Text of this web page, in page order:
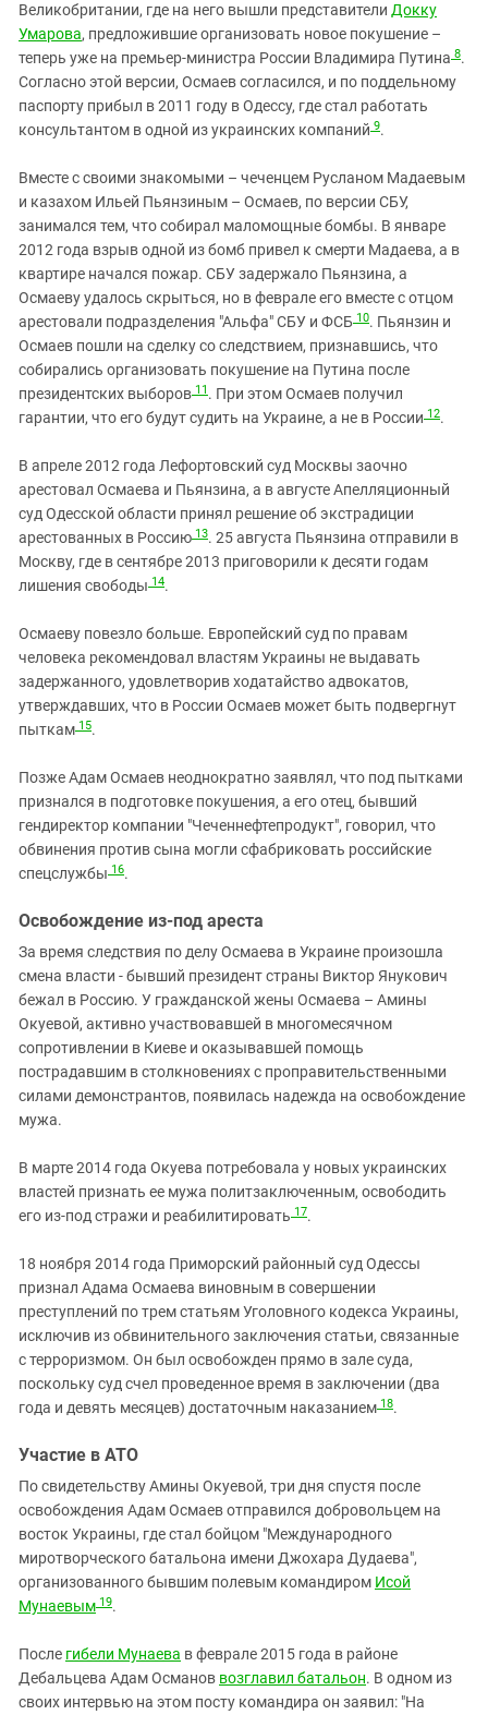
Великобритании, где на него вышли представители Докку
Умарова, предложившие организовать новое покушение –
теперь уже на премьер-министра России Владимира Путина 8.
Согласно этой версии, Осмаев согласился, и по поддельному
паспорту прибыл в 2011 году в Одессу, где стал работать
консультантом в одной из украинских компаний 9.
Вместе с своими знакомыми – чеченцем Русланом Мадаевым
и казахом Ильей Пьянзиным – Осмаев, по версии СБУ,
занимался тем, что собирал маломощные бомбы. В январе
2012 года взрыв одной из бомб привел к смерти Мадаева, а в
квартире начался пожар. СБУ задержало Пьянзина, а
Осмаеву удалось скрыться, но в феврале его вместе с отцом
арестовали подразделения "Альфа" СБУ и ФСБ 10. Пьянзин и
Осмаев пошли на сделку со следствием, признавшись, что
собирались организовать покушение на Путина после
президентских выборов 11 . При этом Осмаев получил
гарантии, что его будут судить на Украине, а не в России 12.
В апреле 2012 года Лефортовский суд Москвы заочно
арестовал Осмаева и Пьянзина, а в августе Апелляционный
суд Одесской области принял решение об экстрадиции
арестованных в Россию 13. 25 августа Пьянзина отправили в
Москву, где в сентябре 2013 приговорили к десяти годам
лишения свободы 14.
Осмаеву повезло больше. Европейский суд по правам
человека рекомендовал властям Украины не выдавать
задержанного, удовлетворив ходатайство адвокатов,
утверждавших, что в России Осмаев может быть подвергнут
пыткам 15.
Позже Адам Осмаев неоднократно заявлял, что под пытками
признался в подготовке покушения, а его отец, бывший
гендиректор компании "Чеченнефтепродукт", говорил, что
обвинения против сына могли сфабриковать российские
спецслужбы 16.
Освобождение из-под ареста
За время следствия по делу Осмаева в Украине произошла
смена власти - бывший президент страны Виктор Янукович
бежал в Россию. У гражданской жены Осмаева – Амины
Окуевой, активно участвовавшей в многомесячном
сопротивлении в Киеве и оказывавшей помощь
пострадавшим в столкновениях с проправительственными
силами демонстрантов, появилась надежда на освобождение
мужа.
В марте 2014 года Окуева потребовала у новых украинских
властей признать ее мужа политзаключенным, освободить
его из-под стражи и реабилитировать 17.
18 ноября 2014 года Приморский районный суд Одессы
признал Адама Осмаева виновным в совершении
преступлений по трем статьям Уголовного кодекса Украины,
исключив из обвинительного заключения статьи, связанные
с терроризмом. Он был освобожден прямо в зале суда,
поскольку суд счел проведенное время в заключении (два
года и девять месяцев) достаточным наказанием 18.
Участие в АТО
По свидетельству Амины Окуевой, три дня спустя после
освобождения Адам Осмаев отправился добровольцем на
восток Украины, где стал бойцом "Международного
миротворческого батальона имени Джохара Дудаева",
организованного бывшим полевым командиром Исой
Мунаевым 19.
После гибели Мунаева в феврале 2015 года в районе
Дебальцева Адам Османов возглавил батальон. В одном из
своих интервью на этом посту командира он заявил: "На